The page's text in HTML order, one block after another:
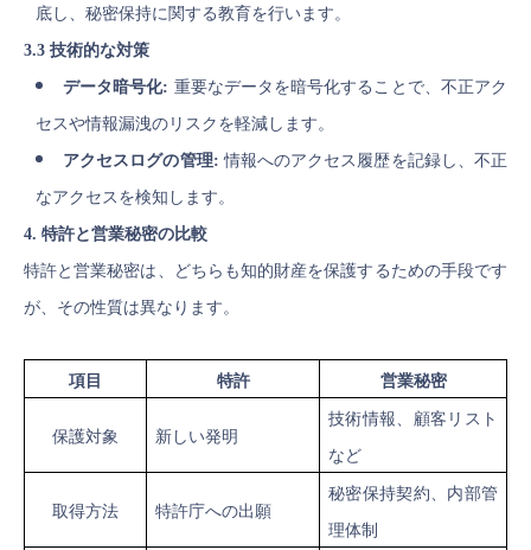
底し、秘密保持に関する教育を行います。
3.3 技術的な対策
データ暗号化: 重要なデータを暗号化することで、不正アク
セスや情報漏洩のリスクを軽減します。
アクセスログの管理: 情報へのアクセス履歴を記録し、不正
なアクセスを検知します。
4. 特許と営業秘密の比較
特許と営業秘密は、どちらも知的財産を保護するための手段です
が、その性質は異なります。
項目 特許 営業秘密
保護対象 新しい発明
技術情報、顧客リスト
など
取得方法 特許庁への出願
秘密保持契約、内部管
理体制